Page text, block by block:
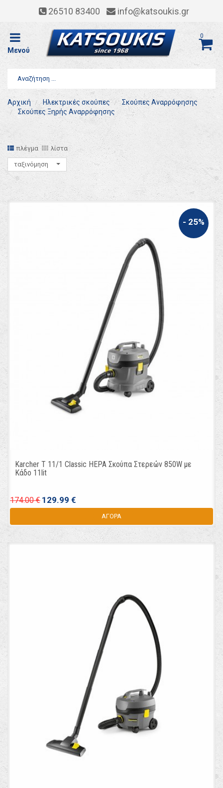
26510 83400 info@katsoukis.gr
Μενού
0
Αρχική Ηλεκτρικές σκούπες
Σκούπες Αναρρόφησης
Σκούπες Ξηρής Αναρρόφησης
πλέγμα λίστα
ταξινόμηση
- 25%
Karcher T 11/1 Classic HEPA Σκούπα Στερεών 850W με
Κάδο 11lit
174.00 € 129.99 €
ΑΓΟΡΑ